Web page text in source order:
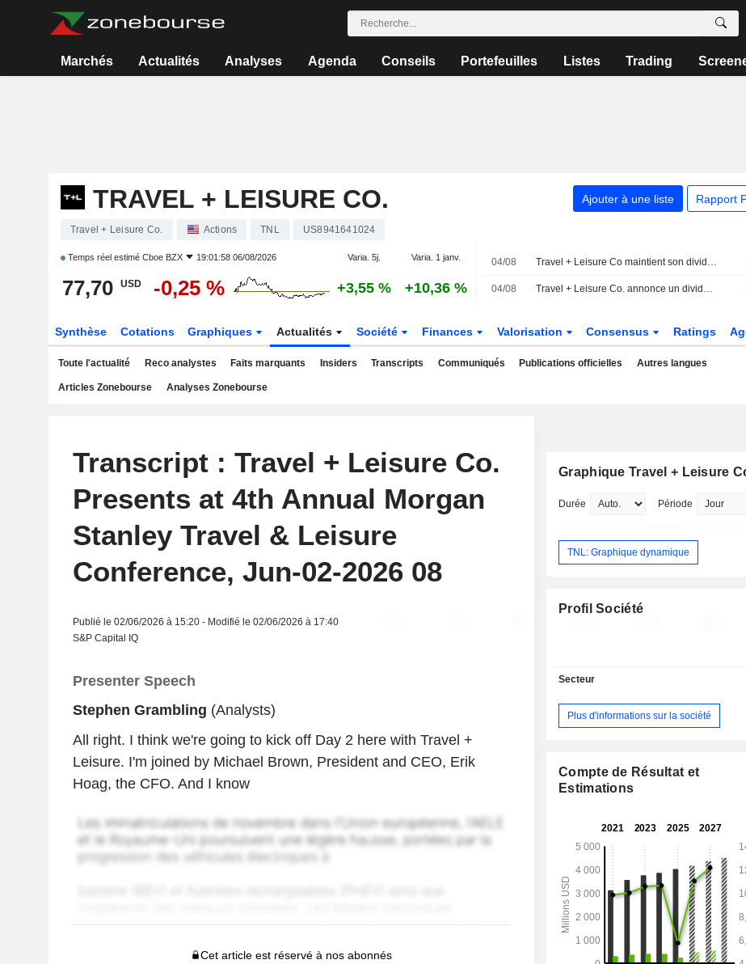
Marchés Actualités Analyses Agenda Conseils Portefeuilles Listes Trading
TRAVEL + LEISURE CO. Ajouter à une liste Rapport
Travel + Leisure Co. Actions TNL US8941641024
Temps réel estimé Cboe BZX 19:01:58 06/08/2026 Varia. 5j. Varia. 1 janv.
77,70 USD -0,25 % +3,55 % +10,36 %
04/08 Travel + Leisure Co maintient son dividende trimestriel à 0,60 $ par action, payable le 30 septembre aux actionnaires inscrits au 16 septembre
04/08 Travel + Leisure Co. annonce un dividende en numéraire, payable le 30 septembre 2026
Synthèse Cotations Graphiques Actualités Société Finances Valorisation Consensus Ratings
Toute l'actualité Reco analystes Faits marquants Insiders Transcripts Communiqués Publications officielles Autres langues
Articles Zonebourse Analyses Zonebourse
Transcript : Travel + Leisure Co.
Presents at 4th Annual Morgan
Stanley Travel & Leisure
Conference, Jun-02-2026 08
Publié le 02/06/2026 à 15:20 - Modifié le 02/06/2026 à 17:40
S&P Capital IQ
Presenter Speech
Stephen Grambling (Analysts)
All right. I think we're going to kick off Day 2 here with Travel +
Leisure. I'm joined by Michael Brown, President and CEO, Erik
Hoag, the CFO. And I know
Cet article est réservé à nos abonnés
Graphique Travel + Leisure
Durée Période
TNL: Graphique dynamique
Profil Société
Secteur
Plus d'informations sur la société
Compte de Résultat et
Estimations